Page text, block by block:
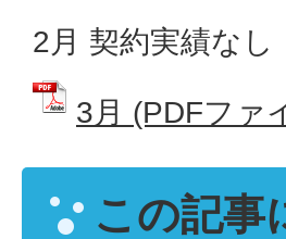
2月 契約実績なし
3月 (PDFファ
この記事